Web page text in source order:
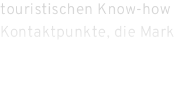
touristischen Know-
Kontaktpunkte, die